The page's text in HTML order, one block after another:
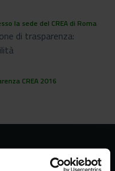
la sede del CREA di Roma
di trasparenza:
CREA 2016